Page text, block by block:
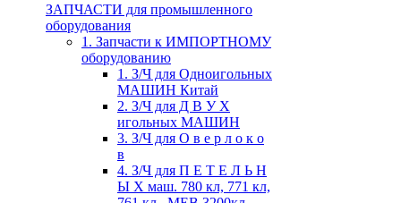
ЗАПЧАСТИ для промышленного
оборудования
1. Запчасти к ИМПОРТНОМУ
оборудованию
1. З/Ч для Одноигольных
МАШИН Китай
2. З/Ч для Д В У Х
игольных МАШИН
3. З/Ч для О в е р л о к о
в
4. З/Ч для П Е Т Е Л Ь Н
Ы Х маш. 780 кл, 771 кл,